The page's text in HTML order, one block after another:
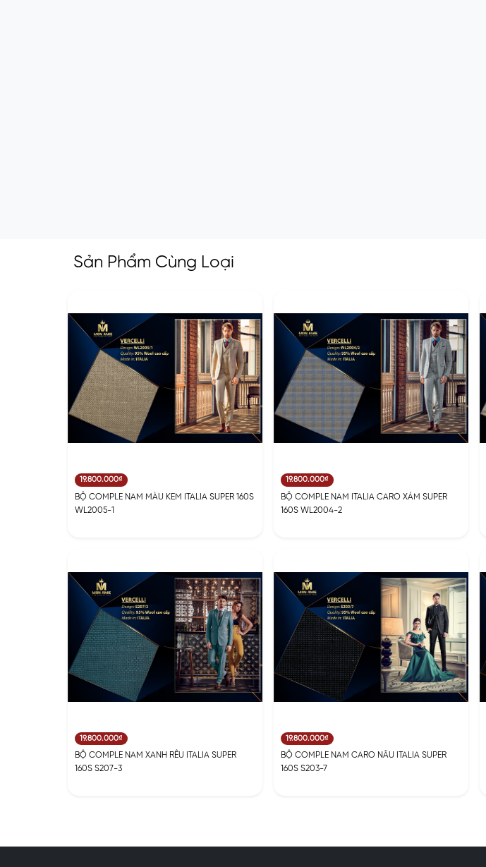
Sản Phẩm Cùng Loại
19.800.000₫
BỘ COMPLE NAM MÀU KEM ITALIA SUPER 160S
WL2005-1
19.800.000₫
BỘ COMPLE NAM ITALIA CARO XÁM SUPER
160S WL2004-2
19.800.000₫
BỘ COMPLE NAM XANH RÊU ITALIA SUPER
160S S207-3
19.800.000₫
BỘ COMPLE NAM CARO NÂU ITALIA SUPER
160S S203-7